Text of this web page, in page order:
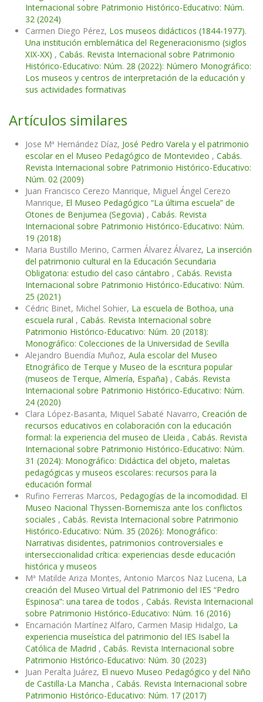
Internacional sobre Patrimonio Histórico-Educativo: Núm.
32 (2024)
Carmen Diego Pérez, Los museos didácticos (1844-1977).
Una institución emblemática del Regeneracionismo (siglos
XIX-XX) , Cabás. Revista Internacional sobre Patrimonio
Histórico-Educativo: Núm. 28 (2022): Número Monográfico:
Los museos y centros de interpretación de la educación y
sus actividades formativas
Artículos similares
Jose Mª Hernández Díaz, José Pedro Varela y el patrimonio
escolar en el Museo Pedagógico de Montevideo , Cabás.
Revista Internacional sobre Patrimonio Histórico-Educativo:
Núm. 02 (2009)
Juan Francisco Cerezo Manrique, Miguel Ángel Cerezo
Manrique, El Museo Pedagógico “La última escuela” de
Otones de Benjumea (Segovia) , Cabás. Revista
Internacional sobre Patrimonio Histórico-Educativo: Núm.
19 (2018)
Maria Bustillo Merino, Carmen Álvarez Álvarez, La inserción
del patrimonio cultural en la Educación Secundaria
Obligatoria: estudio del caso cántabro , Cabás. Revista
Internacional sobre Patrimonio Histórico-Educativo: Núm.
25 (2021)
Cédric Binet, Michel Sohier, La escuela de Bothoa, una
escuela rural , Cabás. Revista Internacional sobre
Patrimonio Histórico-Educativo: Núm. 20 (2018):
Monográfico: Colecciones de la Universidad de Sevilla
Alejandro Buendía Muñoz, Aula escolar del Museo
Etnográfico de Terque y Museo de la escritura popular
(museos de Terque, Almería, España) , Cabás. Revista
Internacional sobre Patrimonio Histórico-Educativo: Núm.
24 (2020)
Clara López-Basanta, Miquel Sabaté Navarro, Creación de
recursos educativos en colaboración con la educación
formal: la experiencia del museo de Lleida , Cabás. Revista
Internacional sobre Patrimonio Histórico-Educativo: Núm.
31 (2024): Monográfico: Didáctica del objeto, maletas
pedagógicas y museos escolares: recursos para la
educación formal
Rufino Ferreras Marcos, Pedagogías de la incomodidad. El
Museo Nacional Thyssen-Bornemisza ante los conflictos
sociales , Cabás. Revista Internacional sobre Patrimonio
Histórico-Educativo: Núm. 35 (2026): Monográfico:
Narrativas disidentes, patrimonios controversiales e
interseccionalidad crítica: experiencias desde educación
histórica y museos
Mª Matilde Ariza Montes, Antonio Marcos Naz Lucena, La
creación del Museo Virtual del Patrimonio del IES “Pedro
Espinosa”: una tarea de todos , Cabás. Revista Internacional
sobre Patrimonio Histórico-Educativo: Núm. 16 (2016)
Encarnación Martínez Alfaro, Carmen Masip Hidalgo, La
experiencia museística del patrimonio del IES Isabel la
Católica de Madrid , Cabás. Revista Internacional sobre
Patrimonio Histórico-Educativo: Núm. 30 (2023)
Juan Peralta Juárez, El nuevo Museo Pedagógico y del Niño
de Castilla-La Mancha , Cabás. Revista Internacional sobre
Patrimonio Histórico-Educativo: Núm. 17 (2017)